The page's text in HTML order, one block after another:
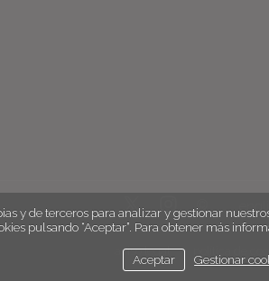
aviso legal política de
y de terceros para analizar y gestionar
pulsando “Aceptar”. Para obtener más
Aceptar Gestionar